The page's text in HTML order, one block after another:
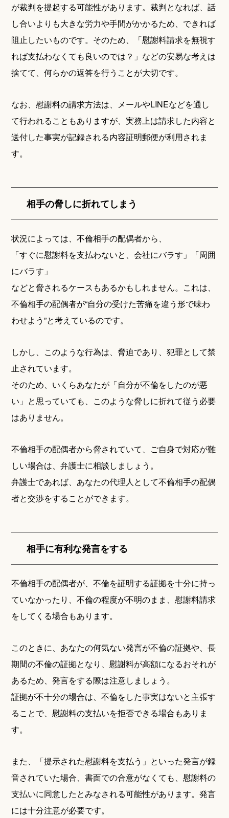
が裁判を提起する可能性があります。裁判となれば、話
し合いよりも大きな労力や手間がかかるため、できれば
阻止したいものです。そのため、「慰謝料請求を無視す
れば支払わなくても良いのでは？」などの安易な考えは
捨てて、何らかの返答を行うことが大切です。
なお、慰謝料の請求方法は、メールやLINEなどを通し
て行われることもありますが、実務上は請求した内容と
送付した事実が記録される内容証明郵便が利用されま
す。
相手の脅しに折れてしまう
状況によっては、不倫相手の配偶者から、
「すぐに慰謝料を支払わないと、会社にバラす」「周囲
にバラす」
などと脅されるケースもあるかもしれません。これは、
不倫相手の配偶者が“自分の受けた苦痛を違う形で味わ
わせよう”と考えているのです。
しかし、このような行為は、脅迫であり、犯罪として禁
止されています。
そのため、いくらあなたが「自分が不倫をしたのが悪
い」と思っていても、このような脅しに折れて従う必要
はありません。
不倫相手の配偶者から脅されていて、ご自身で対応が難
しい場合は、弁護士に相談しましょう。
弁護士であれば、あなたの代理人として不倫相手の配偶
者と交渉をすることができます。
相手に有利な発言をする
不倫相手の配偶者が、不倫を証明する証拠を十分に持っ
ていなかったり、不倫の程度が不明のまま、慰謝料請求
をしてくる場合もあります。
このときに、あなたの何気ない発言が不倫の証拠や、長
期間の不倫の証拠となり、慰謝料が高額になるおそれが
あるため、発言をする際は注意しましょう。
証拠が不十分の場合は、不倫をした事実はないと主張す
ることで、慰謝料の支払いを拒否できる場合もありま
す。
また、「提示された慰謝料を支払う」といった発言が録
音されていた場合、書面での合意がなくても、慰謝料の
支払いに同意したとみなされる可能性があります。発言
には十分注意が必要です。